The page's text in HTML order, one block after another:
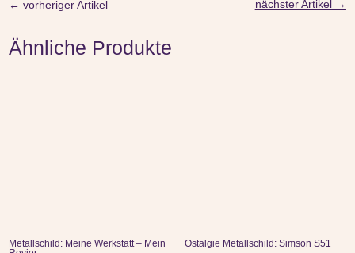
←vorheriger Artikel nächster Artikel→
Ähnliche Produkte
Metallschild: Meine Werkstatt – Mein
Ostalgie Metallschild: Simson S51